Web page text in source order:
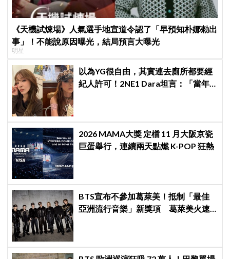
《天機試煉場》人氣選手地宣道令認了「早預知朴娜勑出
事」！不能說原因曝光，結局預言大曝光
明星
以為YG很自由，其實連去廁所都要經
紀人許可！2NE1 Dara坦言：「當年
2026 MAMA大獎 定檔 11 月大阪京瓷
巨蛋舉行，連續兩天點燃 K-POP 狂熱
BTS宣布不參加葛萊美！抵制「最佳
亞洲流行音樂」新獎項 葛萊美火速